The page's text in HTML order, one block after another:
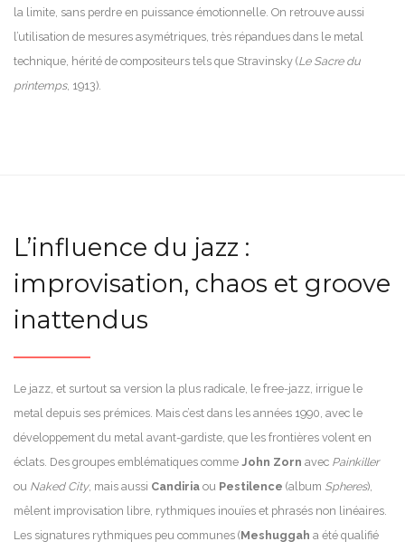
la limite, sans perdre en puissance émotionnelle. On retrouve aussi
l’utilisation de mesures asymétriques, très répandues dans le metal
technique, hérité de compositeurs tels que Stravinsky (Le Sacre du
printemps, 1913).
L’influence du jazz :
improvisation, chaos et groove
inattendus
Le jazz, et surtout sa version la plus radicale, le free-jazz, irrigue le
metal depuis ses prémices. Mais c’est dans les années 1990, avec le
développement du metal avant-gardiste, que les frontières volent en
éclats. Des groupes emblématiques comme John Zorn avec Painkiller
ou Naked City, mais aussi Candiria ou Pestilence (album Spheres),
mêlent improvisation libre, rythmiques inouïes et phrasés non linéaires.
Les signatures rythmiques peu communes (Meshuggah a été qualifié